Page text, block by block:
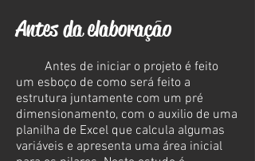
Antes da elaboração
Antes de iniciar o projeto é feito
um esboço de como será feito a
estrutura juntamente com um pré
dimensionamento, com o auxilio de uma
planilha de Excel que calcula algumas
variáveis e apresenta uma área inicial